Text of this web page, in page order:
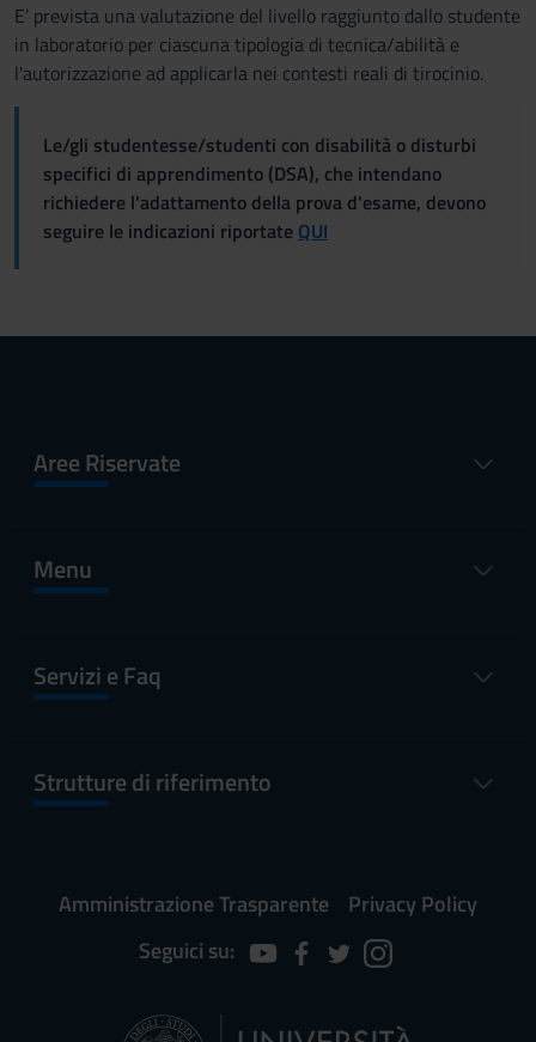
E’ prevista una valutazione del livello raggiunto dallo studente
in laboratorio per ciascuna tipologia di tecnica/abilità e
l'autorizzazione ad applicarla nei contesti reali di tirocinio.
Le/gli studentesse/studenti con disabilità o disturbi
specifici di apprendimento (DSA), che intendano
richiedere l'adattamento della prova d'esame, devono
seguire le indicazioni riportate QUI
Aree Riservate
Menu
Servizi e Faq
Strutture di riferimento
Amministrazione Trasparente
Privacy Policy
Seguici su: